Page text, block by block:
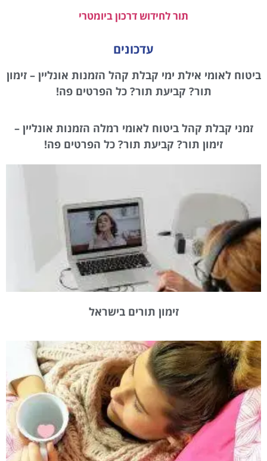
תור לחידוש דרכון ביומטרי
עדכונים
ביטוח לאומי אילת ימי קבלת קהל הזמנות אונליין – זימון
תור? קביעת תור? כל הפרטים פה!
זמני קבלת קהל ביטוח לאומי רמלה הזמנות אונליין –
זימון תור? קביעת תור? כל הפרטים פה!
זימון תורים בישראל